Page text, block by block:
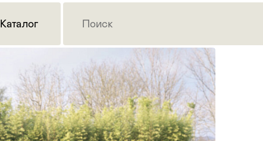
Каталог